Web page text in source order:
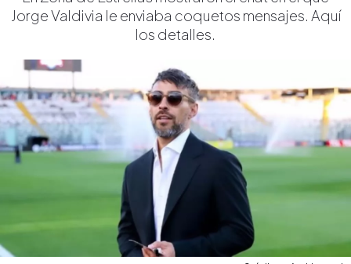
Jorge Valdivia le enviaba coquetos mensajes. Aquí
los detalles.